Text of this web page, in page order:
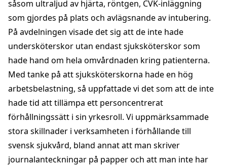
såsom ultraljud av hjärta, röntgen, CVK-inläggning
som gjordes på plats och avlägsnande av intubering.
På avdelningen visade det sig att de inte hade
undersköterskor utan endast sjuksköterskor som
hade hand om hela omvårdnaden kring patienterna.
Med tanke på att sjuksköterskorna hade en hög
arbetsbelastning, så uppfattade vi det som att de inte
hade tid att tillämpa ett personcentrerat
förhållningssätt i sin yrkesroll. Vi uppmärksammade
stora skillnader i verksamheten i förhållande till
svensk sjukvård, bland annat att man skriver
journalanteckningar på papper och att man inte har